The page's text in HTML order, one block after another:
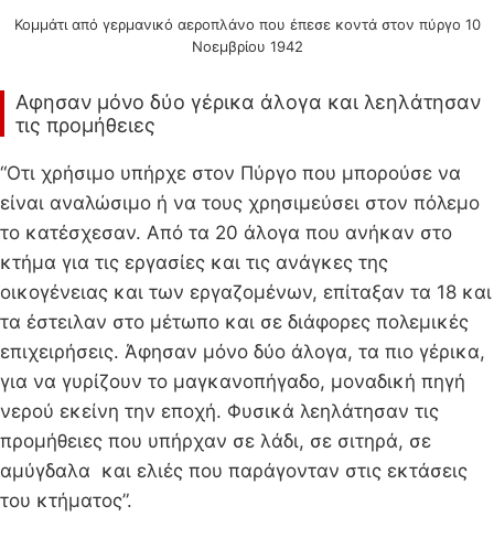
Κομμάτι από γερμανικό αεροπλάνο που έπεσε κοντά στον πύργο 10
Νοεμβρίου 1942
Αφησαν μόνο δύο γέρικα άλογα και λεηλάτησαν
τις προμήθειες
“Οτι χρήσιμο υπήρχε στον Πύργο που μπορούσε να
είναι αναλώσιμο ή να τους χρησιμεύσει στον πόλεμο
το κατέσχεσαν. Από τα 20 άλογα που ανήκαν στο
κτήμα για τις εργασίες και τις ανάγκες της
οικογένειας και των εργαζομένων, επίταξαν τα 18 και
τα έστειλαν στο μέτωπο και σε διάφορες πολεμικές
επιχειρήσεις. Άφησαν μόνο δύο άλογα, τα πιο γέρικα,
για να γυρίζουν το μαγκανοπήγαδο, μοναδική πηγή
νερού εκείνη την εποχή. Φυσικά λεηλάτησαν τις
προμήθειες που υπήρχαν σε λάδι, σε σιτηρά, σε
αμύγδαλα και ελιές που παράγονταν στις εκτάσεις
του κτήματος”.